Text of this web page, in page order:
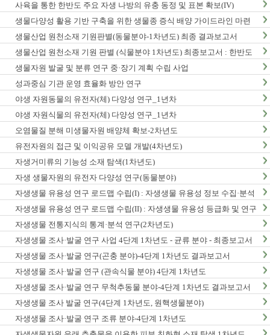
사육을 통한 한반도 주요 자생 나방의 유충 동정 및 표본 확보(IV)
생물다양성 활용 기반 구축을 위한 생물종 증식 배양 가이드라인 마련
연구(2차년도)
생물산업 원천소재 기원판별(동물분야-1차년도) 최종 결과보고서
생물산업 원천소재 기원 판별 (식물분야 1차년도) 최종보고서 : 한반도
생물다양성 보전 관리 기반 구축 사업
생물자원 발굴 및 분류 연구 중·장기 계획 수립 사업
성과중심 기관 운영 효율화 방안 연구
야생 자원동물의 유전자(체) 다양성 연구_1년차
야생 자원식물의 유전자(체) 다양성 연구_1년차
오염물질 분해 미생물자원 배양체 확보-2차년도
유전자원의 접근 및 이익공유 모델 개발(4차년도)
자생거미류의 기능성 소재 탐색(1차년도)
자생 생물자원의 유전자 다양성 연구(동물분야)
자생생물 유용성 연구 로드맵 수립(I) : 자생생물 유용성 정보 수집·분석
사업
자생생물 유용성 연구 로드맵 수립(II) : 자생생물 유용성 등급화 및 연구
종합계획 수립
자생생물 전통지식의 통계·분석 연구(2차년도)
자생생물 조사·발굴 연구 사업 4단계 1차년도 - 균류 분야 - 최종보고서
자생생물 조사·발굴 연구(곤충 분야)-4단계 1차년도 결과보고서
자생생물 조사·발굴 연구 (관속식물 분야) 4단계 1차년도
자생생물 조사·발굴 연구 무척추동물 분야-4단계 1차년도 결과보고서
자생생물 조사 발굴 연구(4단계 1차년도, 원핵생물분야)
자생생물 조사·발굴 연구 조류 분야-4단계 1차년도